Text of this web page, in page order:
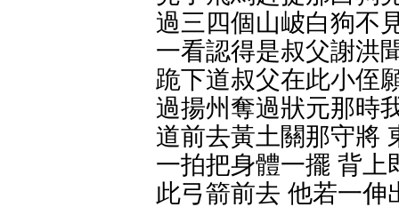
過三四個山岥白狗不
一看認得是叔父謝洪
跪下道叔父在此小侄
過揚州奪過狀元那時
道前去黃土關那守將
一拍把身體一擺 背上
此弓箭前去 他若一伸